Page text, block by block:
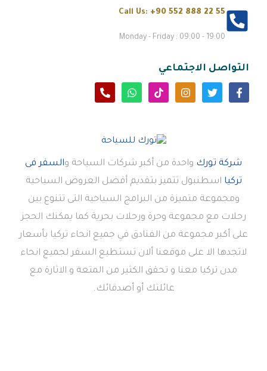
Call Us: +90 552 888 22 55
Monday - Friday : 09:00 - 19:00
التواصل الاجتماعي
شركة تورك واحدة من أكبر شركات السياحة والسفر فى
تركيا اسطنبول تتميز بتقديم أفضل العروض السياحية
ومجموعة متميزة من البرامج السياحية التى تتنوع بين
رحلات مع مجموعة وحرة ورحلات بحرية كما يمكنك الحجز
على أكبر مجموعة من الفنادق في جميع انحاء تركيا بأسعار
لاتجدها الا على موقعنا ألان تستطيع السفر لجميع انحاء
مدن تركيا معنا و تحقق الكثير من المتعة و الاثارة مع
عائلتك أو أصدقائك.